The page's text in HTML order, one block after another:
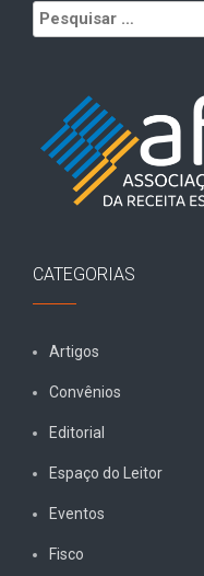
Pesquisar
por:
CATEGORIAS
Artigos
Convênios
Editorial
Espaço do Leitor
Eventos
Fisco